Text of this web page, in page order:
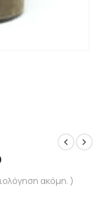
ακόμη. )